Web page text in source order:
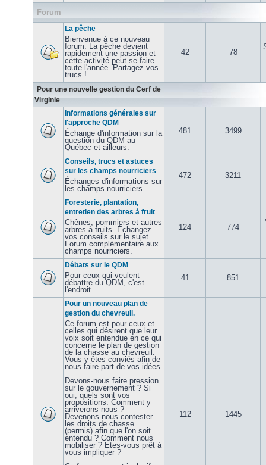
Forum
La pêche
Bienvenue à ce nouveau
forum. La pêche devient
rapidement une passion et
cette activité peut se faire
toute l'année. Partagez vos
trucs !
42 78
Pour une nouvelle gestion du Cerf de
Virginie
Informations générales sur
l'approche QDM
Échange d'information sur la
question du QDM au
Québec et ailleurs.
481 3499
Conseils, trucs et astuces
sur les champs nourriciers
Échanges d'informations sur
les champs nourriciers
472 3211
Foresterie, plantation,
entretien des arbres à fruit
Chênes, pommiers et autres
arbres à fruits. Échangez
vos conseils sur le sujet.
Forum complémentaire aux
champs nourriciers.
124 774
Débats sur le QDM
Pour ceux qui veulent
débattre du QDM, c'est
l'endroit.
41 851
Pour un nouveau plan de
gestion du chevreuil.
Ce forum est pour ceux et
celles qui désirent que leur
voix soit entendue en ce qui
concerne le plan de gestion
de la chasse au chevreuil.
Vous y êtes conviés afin de
nous faire part de vos idées.
Devons-nous faire pression
sur le gouvernement ? Si
oui, quels sont vos
propositions. Comment y
arriverons-nous ?
Devenons-nous contester
les droits de chasse
(permis) afin que l'on soit
entendu ? Comment nous
mobiliser ? Etes-vous prêt à
vous impliquer ?
112 1445